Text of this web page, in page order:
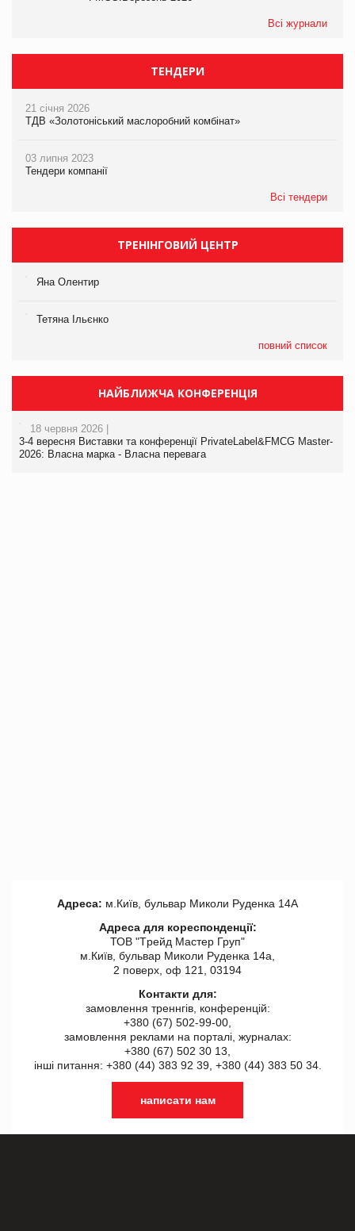
Всі журнали
ТЕНДЕРИ
21 січня 2026
ТДВ «Золотоніський маслоробний комбінат»
03 липня 2023
Тендери компанії
Всі тендери
ТРЕНІНГОВИЙ ЦЕНТР
Яна Олентир
Тетяна Ільєнко
повний список
НАЙБЛИЖЧА КОНФЕРЕНЦІЯ
18 червня 2026 |
3-4 вересня Виставки та конференції PrivateLabel&FMCG Master-
2026: Власна марка - Власна перевага
Адреса: м.Київ, бульвар Миколи Руденка 14А
Адреса для кореспонденції:
ТОВ "Tрейд Мастер Груп"
м.Київ, бульвар Миколи Руденка 14а,
2 поверх, оф 121, 03194
Контакти для:
замовлення треннгів, конференцій:
+380 (67) 502-99-00,
замовлення реклами на порталі, журналах:
+380 (67) 502 30 13,
інші питання: +380 (44) 383 92 39, +380 (44) 383 50 34.
написати нам